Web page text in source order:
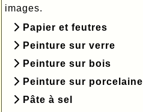
images.
Papier et feutres
Peinture sur verre
Peinture sur bois
Peinture sur porcelaine
Pâte à sel